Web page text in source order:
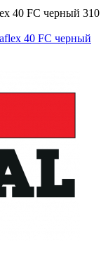
40 FC черный 310